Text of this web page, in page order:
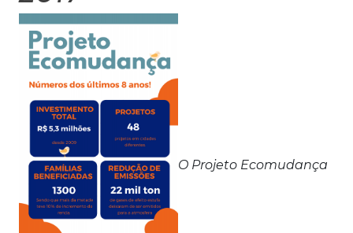
O Projeto Ecomudança